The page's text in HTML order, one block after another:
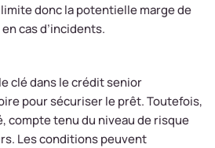
donc la potentielle marge de
cas d’incidents.
clé dans le crédit senior
pour sécuriser le prêt. Toutefois,
compte tenu du niveau de risque
Les conditions peuvent